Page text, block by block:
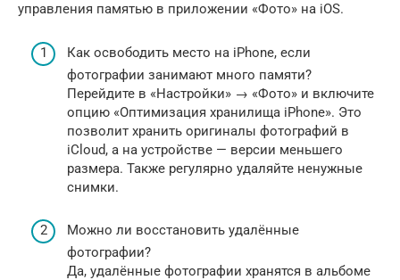
управления памятью в приложении «Фото» на iOS.
Как освободить место на iPhone, если
фотографии занимают много памяти?
Перейдите в «Настройки» → «Фото» и включите
опцию «Оптимизация хранилища iPhone». Это
позволит хранить оригиналы фотографий в
iCloud, а на устройстве — версии меньшего
размера. Также регулярно удаляйте ненужные
снимки.
Можно ли восстановить удалённые
фотографии?
Да, удалённые фотографии хранятся в альбоме